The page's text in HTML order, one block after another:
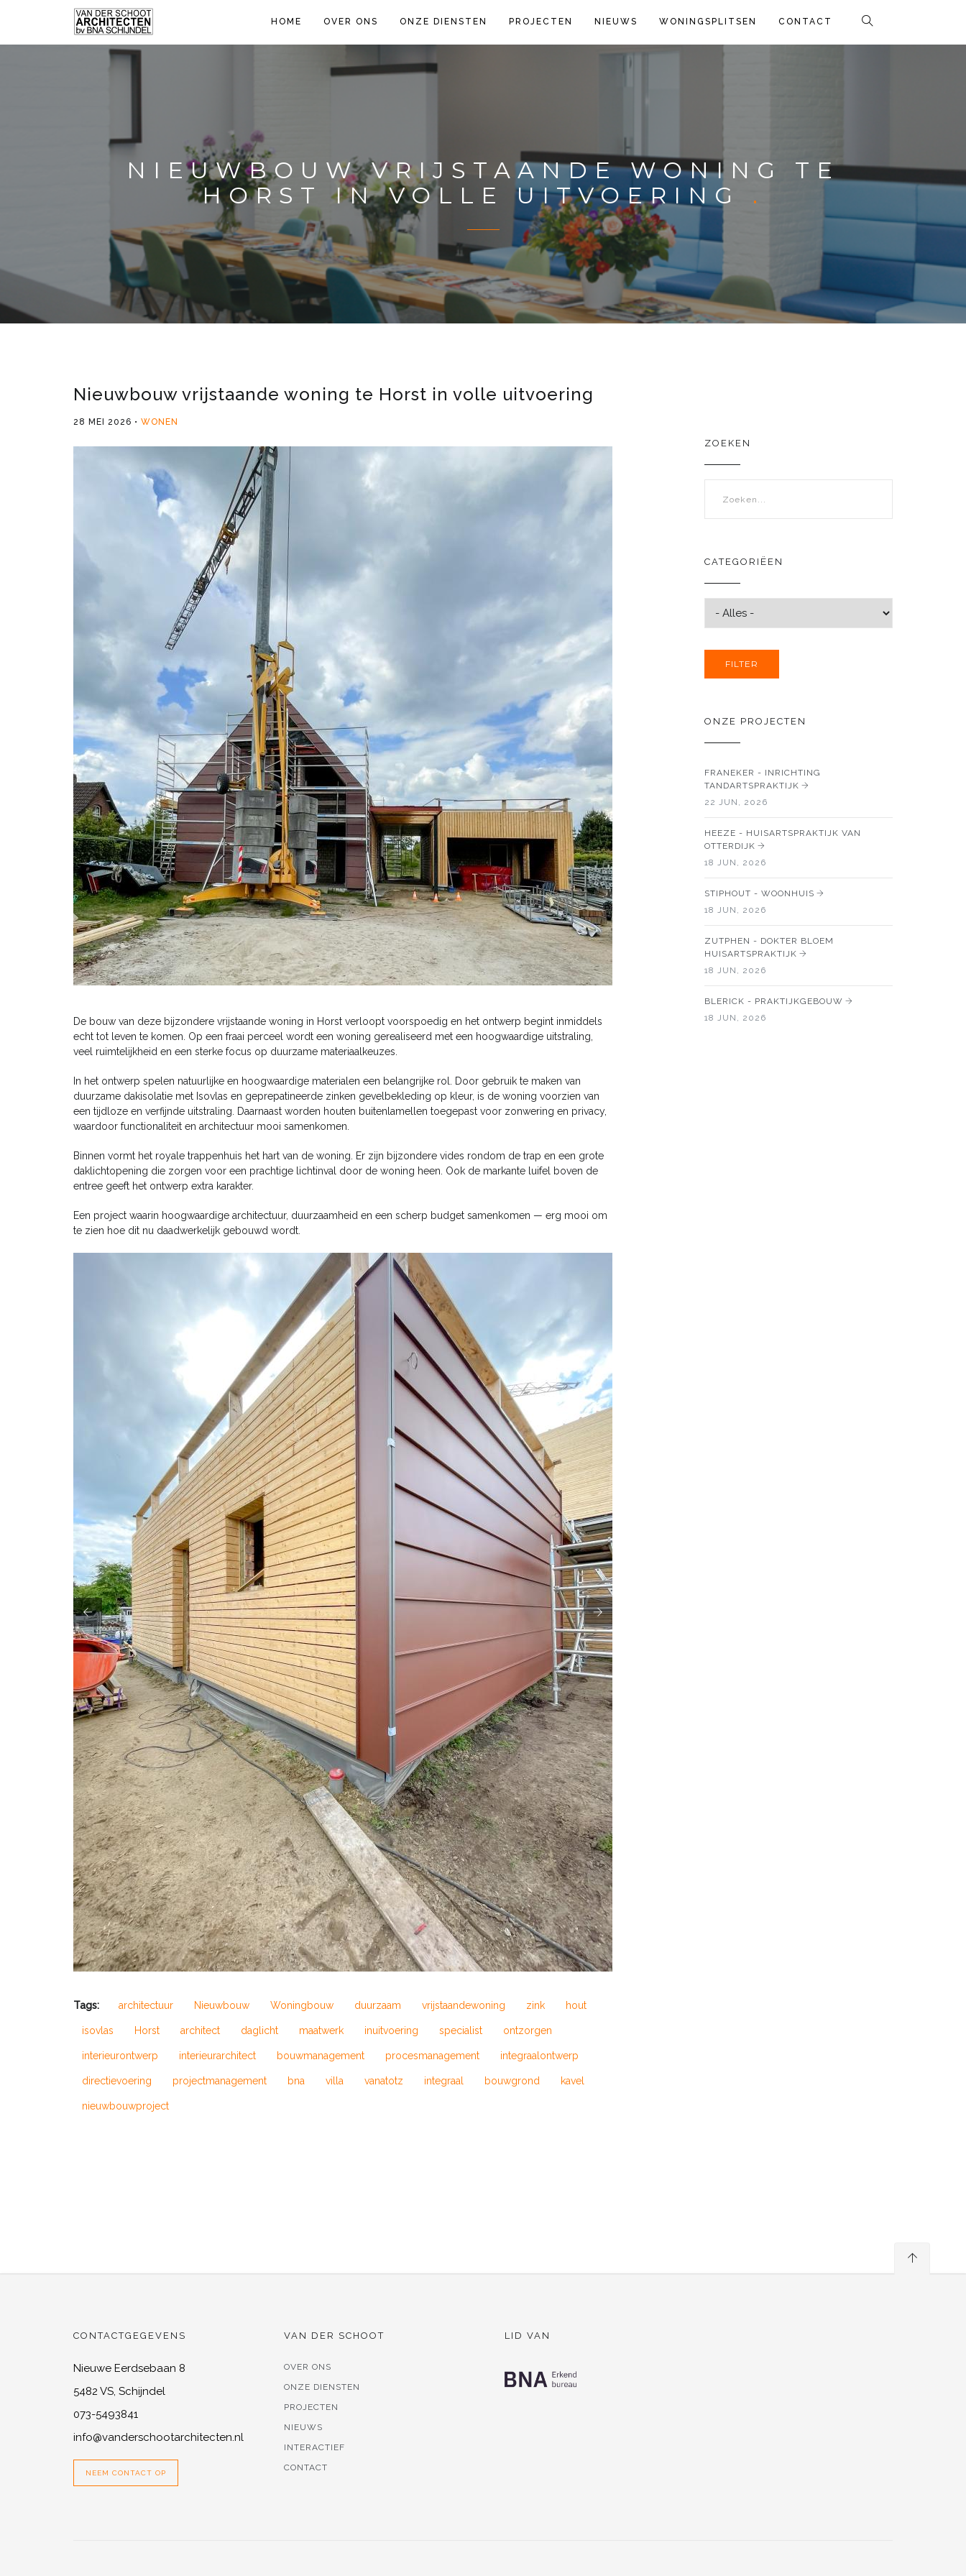
HOME OVER ONS ONZE DIENSTEN PROJECTEN NIEUWS WONINGSPLITSEN CONTACT
NIEUWBOUW VRIJSTAANDE WONING TE
HORST IN VOLLE UITVOERING
Nieuwbouw vrijstaande woning te Horst in volle uitvoering
28 MEI 2026 WONEN
De bouw van deze bijzondere vrijstaande woning in Horst verloopt voorspoedig en het ontwerp begint inmiddels
echt tot leven te komen. Op een fraai perceel wordt een woning gerealiseerd met een hoogwaardige uitstraling,
veel ruimtelijkheid en een sterke focus op duurzame materiaalkeuzes.
In het ontwerp spelen natuurlijke en hoogwaardige materialen een belangrijke rol. Door gebruik te maken van
duurzame dakisolatie met Isovlas en geprepatineerde zinken gevelbekleding op kleur, is de woning voorzien van
een tijdloze en verfijnde uitstraling. Daarnaast worden houten buitenlamellen toegepast voor zonwering en privacy,
waardoor functionaliteit en architectuur mooi samenkomen.
Binnen vormt het royale trappenhuis het hart van de woning. Er zijn bijzondere vides rondom de trap en een grote
daklichtopening die zorgen voor een prachtige lichtinval door de woning heen. Ook de markante luifel boven de
entree geeft het ontwerp extra karakter.
Een project waarin hoogwaardige architectuur, duurzaamheid en een scherp budget samenkomen — erg mooi om
te zien hoe dit nu daadwerkelijk gebouwd wordt.
Tags: architectuur Nieuwbouw Woningbouw duurzaam vrijstaandewoning zink hout
isovlas Horst architect daglicht maatwerk inuitvoering specialist ontzorgen
interieurontwerp interieurarchitect bouwmanagement procesmanagement integraalontwerp
directievoering projectmanagement bna villa vanatotz integraal bouwgrond kavel
nieuwbouwproject
ZOEKEN
Zoekveld
CATEGORIËEN
ONZE PROJECTEN
FRANEKER - INRICHTING
TANDARTSPRAKTIJK
22 JUN, 2026
HEEZE - HUISARTSPRAKTIJK VAN
OTTERDIJK
18 JUN, 2026
STIPHOUT - WOONHUIS
18 JUN, 2026
ZUTPHEN - DOKTER BLOEM
HUISARTSPRAKTIJK
18 JUN, 2026
BLERICK - PRAKTIJKGEBOUW
18 JUN, 2026
CONTACTGEGEVENS
Nieuwe Eerdsebaan 8
5482 VS, Schijndel
073-5493841
info@vanderschootarchitecten.nl
NEEM CONTACT OP
VAN DER SCHOOT
OVER ONS
ONZE DIENSTEN
PROJECTEN
NIEUWS
INTERACTIEF
CONTACT
LID VAN